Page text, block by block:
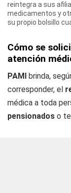
reintegra a sus
medicamentos y
su propio bolsillo
Cómo se
atención
PAMI brinda,
corresponder, el
médica a toda
pensionados o